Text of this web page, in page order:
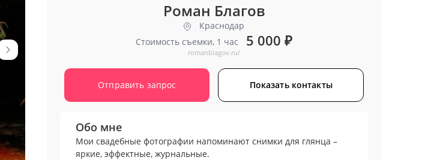
Роман Благов
Краснодар
Стоимость съемки, 1 час
5 000 ₽
romanblagov.ru/
Отправить запрос Показать контакты
Обо мне
Мои свадебные фотографии напоминают снимки для глянца –
яркие, эффектные, журнальные.